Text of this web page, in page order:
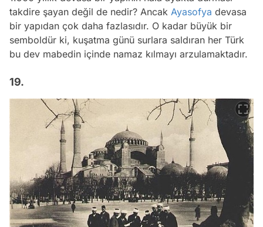
takdire şayan değil de nedir? Ancak Ayasofya devasa
bir yapıdan çok daha fazlasıdır. O kadar büyük bir
semboldür ki, kuşatma günü surlara saldıran her Türk
bu dev mabedin içinde namaz kılmayı arzulamaktadır.
19.